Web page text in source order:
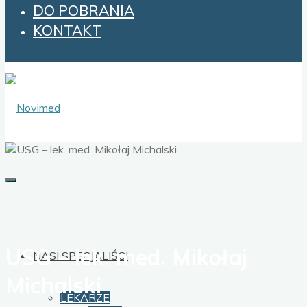
DO POBRANIA
KONTAKT
NASI SPECJALIŚCI
LEKARZE
USG – lek. med. Mikołaj
Michalski